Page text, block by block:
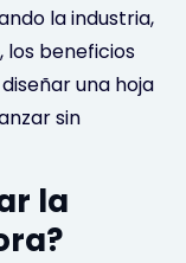
la industria,
los beneficios
una hoja
sin
la